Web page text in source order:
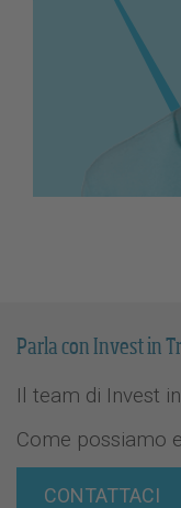
Parla con Invest in
Il team di Invest
Come possiamo
CONTATTACI